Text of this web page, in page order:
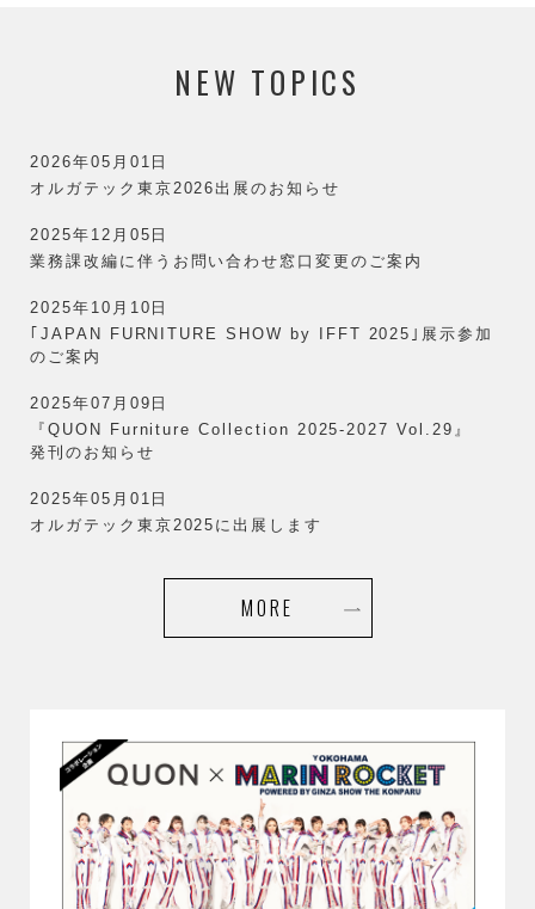
NEW TOPICS
2026年05月01日
オルガテック東京2026出展のお知らせ
2025年12月05日
業務課改編に伴うお問い合わせ窓口変更のご案内
2025年10月10日
｢JAPAN FURNITURE SHOW by IFFT 2025｣展示参加
のご案内
2025年07月09日
『QUON Furniture Collection 2025-2027 Vol.29』
発刊のお知らせ
2025年05月01日
オルガテック東京2025に出展します
MORE